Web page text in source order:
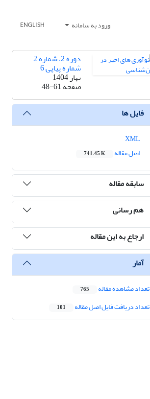
ورود به سامانه ENGLISH
دوره 2، شماره 2 -
شماره پیاپی 6
بهار 1404
صفحه48-61
فایل ها
اصل مقاله
741.45 K
سابقه مقاله
هم رسانی
ارجاع به این مقاله
آمار
تعداد مشاهده مقاله 765
تعداد دریافت فایل اصل مقاله 101